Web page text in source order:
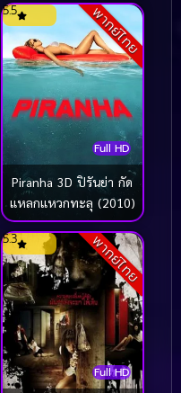
พากย์ไทย
Full HD
5.5
Piranha 3D ปิรันย่า กัด
แหลกแหวกทะลุ (2010)
พากย์ไทย
Full HD
5.3